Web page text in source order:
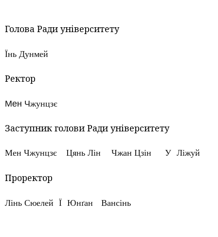
Голова Ради університету
Їнь Дунмей
Ректор
Мен Чжунцзє
Заступник голови Ради університету
Мен Чжунцзє Цянь Лін Чжан Цзін У Ліжуй
Проректор
Лінь Сюелей Ї Юнґан Вансінь